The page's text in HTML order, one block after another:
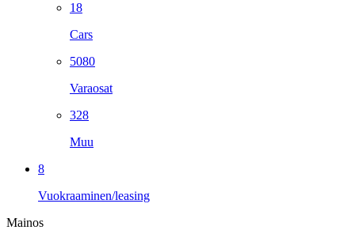
18
Cars
5080
Varaosat
328
Muu
8
Vuokraaminen/leasing
Mainos